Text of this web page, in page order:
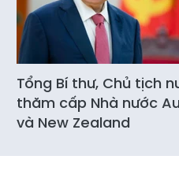
Tổng Bí thư, Chủ tịch
thăm cấp Nhà nước
và New Zealand